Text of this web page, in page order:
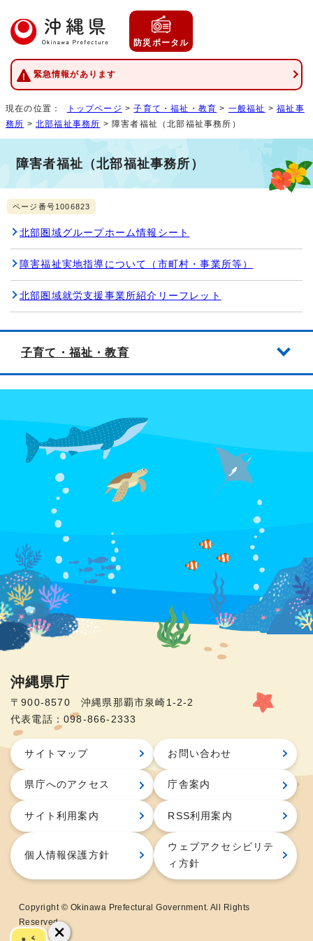
防災ポータル
緊急情報があります
現在の位置： トップページ >子育て・福祉・教育 > 一般福祉 >福祉事
務所 >北部福祉事務所 > 障害者福祉（北部福祉事務所）
障害者福祉（北部福祉事務所）
ページ番号1006823
北部圏域グループホーム情報シート
障害福祉実地指導について（市町村・事業所等）
北部圏域就労支援事業所紹介リーフレット
子育て・福祉・教育
沖縄県庁
〒900-8570 沖縄県那覇市泉崎1-2-2
代表電話：098-866-2333
サイトマップ お問い合わせ
県庁へのアクセス 庁舎案内
サイト利用案内 RSS利用案内
個人情報保護方針
ウェブアクセシビリテ
ィ方針
Copyright © Okinawa Prefectural Government. All Rights
Reserved.